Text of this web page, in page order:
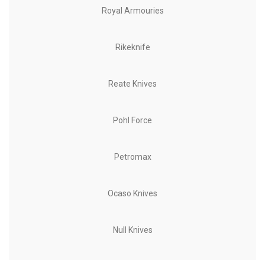
Royal Armouries
Rikeknife
Reate Knives
Pohl Force
Petromax
Ocaso Knives
Null Knives